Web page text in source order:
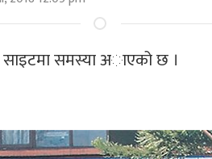
समस्या अाएको छ ।